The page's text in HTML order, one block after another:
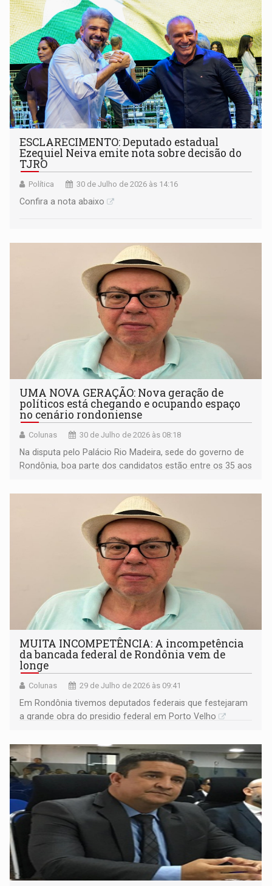
ESCLARECIMENTO: Deputado estadual
Ezequiel Neiva emite nota sobre decisão do
TJRO
Política 30 de Julho de 2026 às 14:16
Confira a nota abaixo
UMA NOVA GERAÇÃO: Nova geração de
políticos está chegando e ocupando espaço
no cenário rondoniense
Colunas 30 de Julho de 2026 às 08:18
Na disputa pelo Palácio Rio Madeira, sede do governo de
Rondônia, boa parte dos candidatos estão entre os 35 aos
MUITA INCOMPETÊNCIA: A incompetência
da bancada federal de Rondônia vem de
longe
Colunas 29 de Julho de 2026 às 09:41
Em Rondônia tivemos deputados federais que festejaram
a grande obra do presidio federal em Porto Velho